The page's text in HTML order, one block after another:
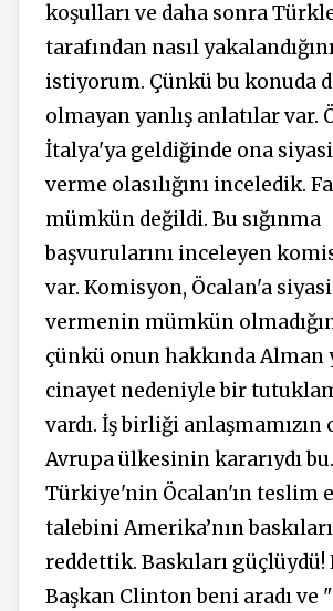
koşulları ve daha sonra
tarafından nasıl
istiyorum. Çünkü bu konuda
olmayan yanlış anlatılar var.
İtalya'ya geldiğinde ona siyasi
verme olasılığını inceledik.
mümkün değildi. Bu sığınma
başvurularını inceleyen
var. Komisyon, Öcalan'a siyasi
vermenin mümkün
çünkü onun hakkında Alman
cinayet nedeniyle bir
vardı. İş birliği anlaşmamızın
Avrupa ülkesinin kararıydı
Türkiye'nin Öcalan'ın teslim
talebini Amerika’nın
reddettik. Baskıları güçlüydü!
Başkan Clinton beni aradı ve